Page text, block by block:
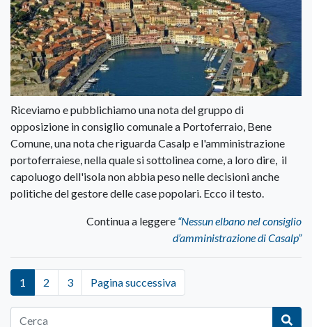
Riceviamo e pubblichiamo una nota del gruppo di
opposizione in consiglio comunale a Portoferraio, Bene
Comune, una nota che riguarda Casalp e l'amministrazione
portoferraiese, nella quale si sottolinea come, a loro dire, il
capoluogo dell'isola non abbia peso nelle decisioni anche
politiche del gestore delle case popolari. Ecco il testo.
Continua a leggere “Nessun elbano nel consiglio
d’amministrazione di Casalp”
1 2 3 Pagina successiva